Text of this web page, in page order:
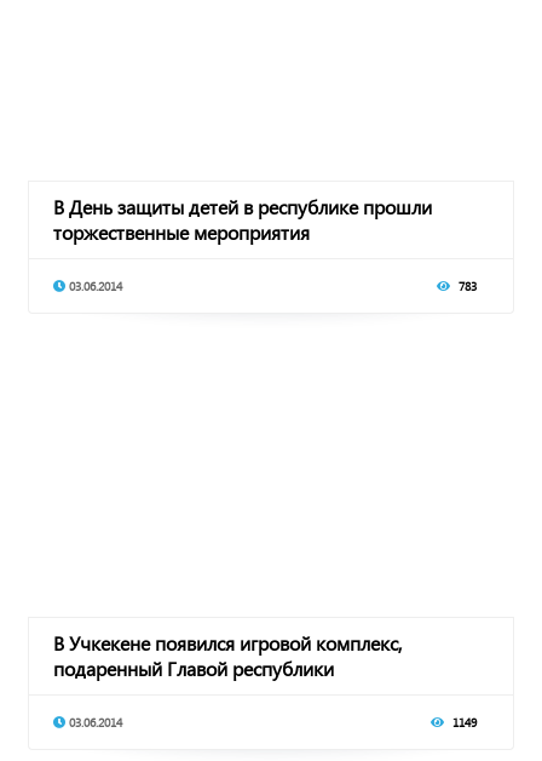
В День защиты детей в республике прошли
торжественные мероприятия
03.06.2014 783
В Учкекене появился игровой комплекс,
подаренный Главой республики
03.06.2014 1149